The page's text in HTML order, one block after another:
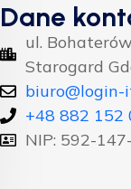
Dane
ul.
Starogard
biuro@login-
+48 882 152
NIP: 592-